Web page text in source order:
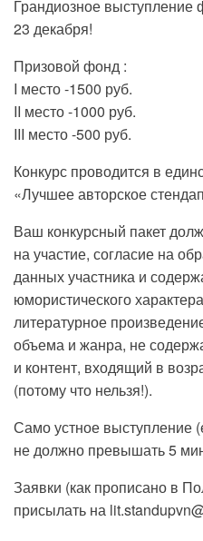
Грандиозное выступление
23 декабря!
Призовой фонд :
I место -1500 руб.
II место -1000 руб.
III место -500 руб.
Конкурс проводится в
«Лучшее авторское
Ваш конкурсный пакет
на участие, согласие на
данных участника и
юмористического
литературное
объема и жанра, не
и контент, входящий в
(потому что нельзя!).
Само устное выступление
не должно превышать 5
Заявки (как прописано в
присылать на